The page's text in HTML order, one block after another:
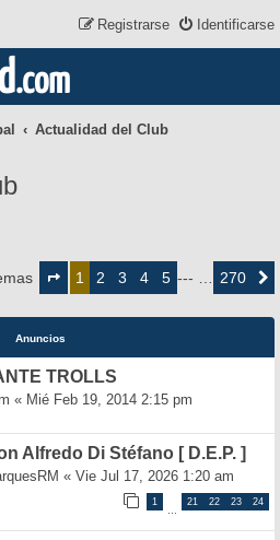
Identificarse
Registrarse
.com
Actualidad del Club
de
1 2 3 4 5 --- … 270
Anuncios
TROLLS
« Mié Feb 19, 2014 2:15 pm
Alfredo Di Stéfano [ D.E.P. ]
« Vie Jul 17, 2026 1:20 am
1
…
21 22 23 24